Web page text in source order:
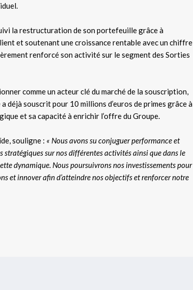
la restructuration de son portefeuille grâce à
et soutenant une croissance rentable avec un chiffre
renforcé son activité sur le segment des Sorties
comme un acteur clé du marché de la souscription,
déjà souscrit pour 10 millions d’euros de primes grâce à
et sa capacité à enrichir l’offre du Groupe.
souligne : « Nous avons su conjuguer performance et
sur nos différentes activités ainsi que dans le
dynamique. Nous poursuivrons nos investissements pour
et innover afin d’atteindre nos objectifs et renforcer notre